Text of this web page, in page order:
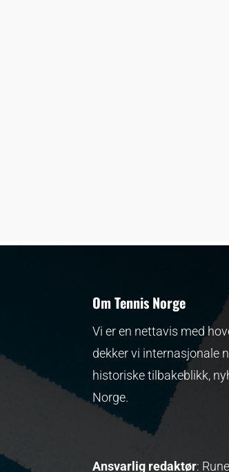
Om Tennis Norge
Vi er en nettavis med
dekker vi internasjonale
historiske tilbakeblikk,
Norge.
Ansvarlig redaktør: